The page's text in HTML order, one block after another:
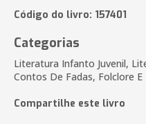
Código do livro: 157401
Categorias
Literatura Infanto Juvenil,
Contos De Fadas, Folclore
Compartilhe este livro